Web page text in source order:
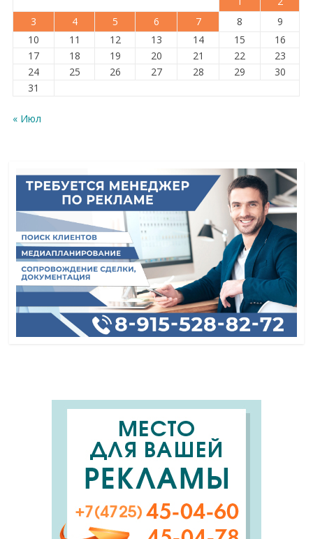
3
4 5 6 7 8
9
10
11 12 13 14 15
16
17
18 19 20 21 22
23
24
25 26 27 28 29
30
31
« Июл